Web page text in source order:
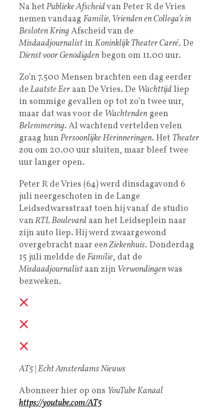
Na hetPublieke Afscheidvan Peter R de Vries
nemen vandaag Familie, Vrienden en Collega’s in
Besloten KringAfscheid van de
Misdaadjournalist in Koninklijk Theater Carré. De
Dienst voor Genodigdenbegon om 11.00 uur.
Zo’n 7.500 Mensen brachten een dag eerder
deLaatste Eer aan De Vries. De Wachttijdliep
in sommige gevallen op tot zo’n twee uur,
maar dat was voor de Wachtenden geen
Belemmering. Al wachtend vertelden velen
graag hunPersoonlijke Herinneringen. Het Theater
zou om 20.00 uur sluiten, maar bleef twee
uur langer open.
Peter R de Vries (64) werd dinsdagavond 6
juli neergeschoten in de Lange
Leidsedwarsstraat toen hij vanaf de studio
vanRTL Boulevard aan het Leidseplein naar
zijn auto liep. Hij werd zwaargewond
overgebracht naar een Ziekenhuis. Donderdag
15 juli meldde deFamilie, dat de
Misdaadjournalist aan zijn Verwondingenwas
bezweken.
AT5 Echt Amsterdams Nieuws
Abonneer hier op ons YouTube Kanaal
https://youtube.com/AT5